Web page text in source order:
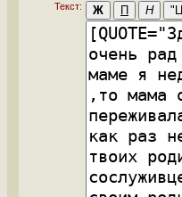
Текст: